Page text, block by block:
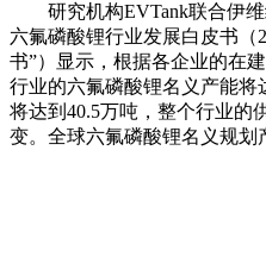
研究机构EVTank联合伊维
六氟磷酸锂行业发展白皮书（
书”）显示，根据各企业的在
行业的六氟磷酸锂名义产能将
将达到40.5万吨，整个行业的
变。全球六氟磷酸锂名义规划